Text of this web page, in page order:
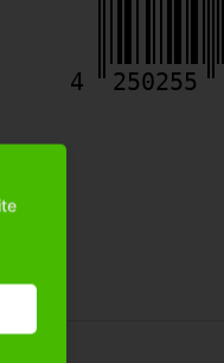
4 250255